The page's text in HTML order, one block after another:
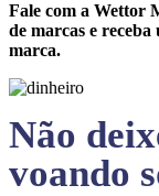
Fale com a Wettor
de marcas e
marca.
Não
voando